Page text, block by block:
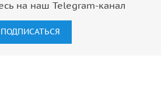
на наш Telegram-канал
ПОДПИСАТЬСЯ